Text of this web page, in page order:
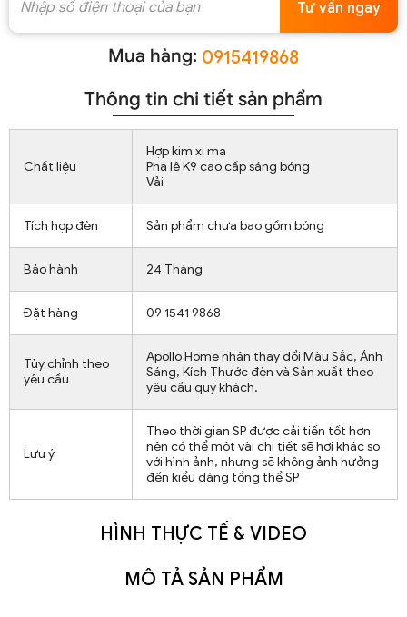
Tư vấn ngay
Mua hàng: 0915419868
Thông tin chi tiết sản phẩm
Chất liệu
Hợp kim xi mạ
Pha lê K9 cao cấp sáng bóng
Vải
Tích hợp đèn Sản phẩm chưa bao gồm bóng
Bảo hành 24 Tháng
Đặt hàng 09 1541 9868
Tùy chỉnh theo
yêu cầu
Apollo Home nhận thay đổi Màu Sắc, Ánh
Sáng, Kích Thước đèn và Sản xuất theo
yêu cầu quý khách.
Lưu ý
Theo thời gian SP được cải tiến tốt hơn
nên có thể một vài chi tiết sẽ hơi khác so
với hình ảnh, nhưng sẽ không ảnh hưởng
đến kiểu dáng tổng thể SP
HÌNH THỰC TẾ & VIDEO
MÔ TẢ SẢN PHẨM